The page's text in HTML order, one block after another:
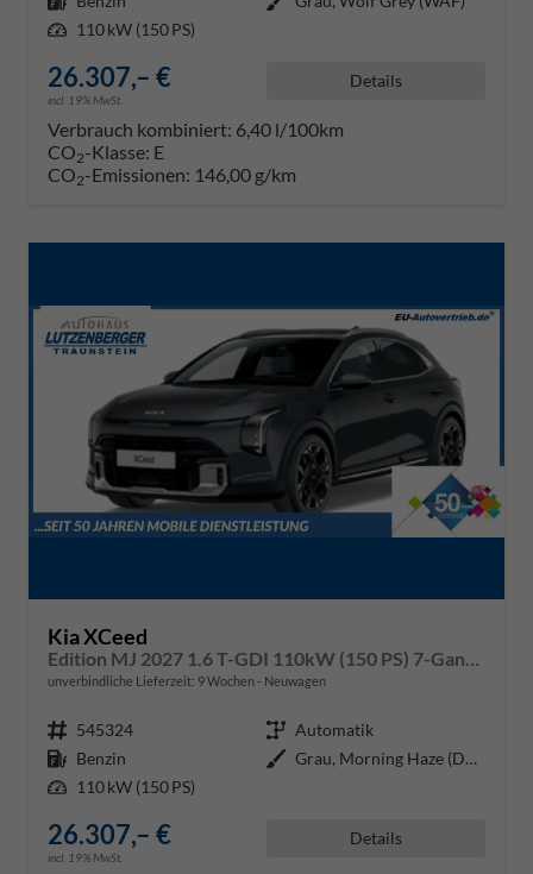
Leistung 110 kW (150 PS)
26.307,– €
incl. 19% MwSt.
Details
Verbrauch kombiniert: 6,40 l/100km
CO2-Klasse: E
CO2-Emissionen: 146,00 g/km
Kia XCeed
Edition MJ 2027 1.6 T-GDI 110kW (150 PS) 7-Gang DCT Automatikgetriebe
unverbindliche Lieferzeit: 9 Wochen Neuwagen
Fahrzeugnr. 545324 Getriebe Automatik
Kraftstoff Benzin Außenfarbe
Grau, Morning Haze (DM8)
Leistung 110 kW (150 PS)
26.307,– €
incl. 19% MwSt.
Details